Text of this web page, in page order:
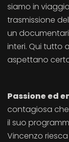
siamo in
trasmissione
un
interi. Qui tutto
aspettano certo
Passione ed
contagiosa
il suo
Vincenzo